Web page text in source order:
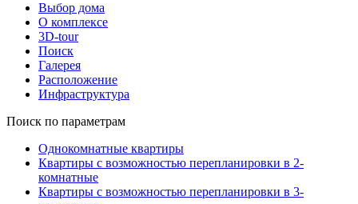
Выбор дома
О комплексе
3D-tour
Поиск
Галерея
Расположение
Инфраструктура
Поиск по параметрам
Однокомнатные квартиры
Квартиры с возможностью перепланировки в 2-
комнатные
Квартиры с возможностью перепланировки в 3-